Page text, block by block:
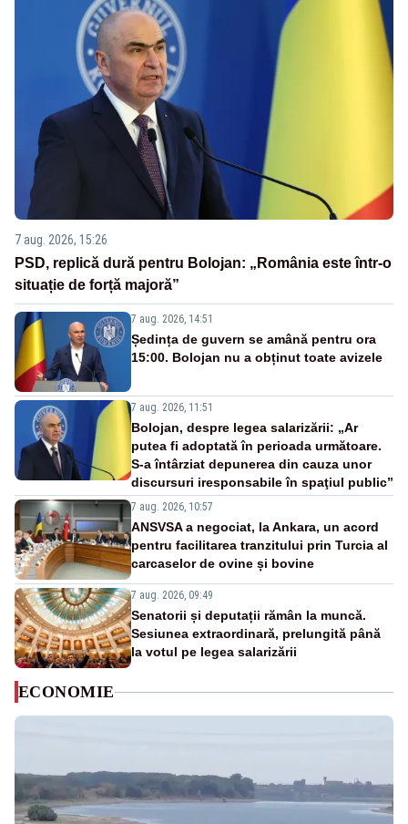
7 aug. 2026, 15:26
PSD, replică dură pentru Bolojan: „România este într-o
situație de forță majoră”
7 aug. 2026, 14:51
Ședința de guvern se amână pentru ora
15:00. Bolojan nu a obținut toate avizele
7 aug. 2026, 11:51
Bolojan, despre legea salarizării: „Ar
putea fi adoptată în perioada următoare.
S-a întârziat depunerea din cauza unor
discursuri iresponsabile în spaţiul public”
7 aug. 2026, 10:57
ANSVSA a negociat, la Ankara, un acord
pentru facilitarea tranzitului prin Turcia al
carcaselor de ovine și bovine
7 aug. 2026, 09:49
Senatorii și deputații rămân la muncă.
Sesiunea extraordinară, prelungită până
la votul pe legea salarizării
ECONOMIE